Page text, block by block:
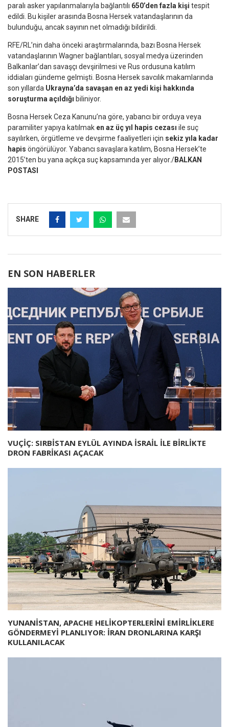
paralı asker yapılanmalarıyla bağlantılı 650’den fazla kişi tespit
edildi. Bu kişiler arasında Bosna Hersek vatandaşlarının da
bulunduğu, ancak sayının net olmadığı bildirildi.
RFE/RL’nin daha önceki araştırmalarında, bazı Bosna Hersek
vatandaşlarının Wagner bağlantıları, sosyal medya üzerinden
Balkanlar’dan savaşçı devşirilmesi ve Rus ordusuna katılım
iddiaları gündeme gelmişti. Bosna Hersek savcılık makamlarında
son yıllarda Ukrayna’da savaşan en az yedi kişi hakkında
soruşturma açıldığı biliniyor.
Bosna Hersek Ceza Kanunu’na göre, yabancı bir orduya veya
paramiliter yapıya katılmak en az üç yıl hapis cezası ile suç
sayılırken, örgütleme ve devşirme faaliyetleri için sekiz yıla kadar
hapis öngörülüyor. Yabancı savaşlara katılım, Bosna Hersek’te
2015’ten bu yana açıkça suç kapsamında yer alıyor./BALKAN
POSTASI
SHARE
EN SON HABERLER
VUÇİÇ: SIRBİSTAN EYLÜL AYINDA İSRAİL İLE BİRLİKTE
DRON FABRİKASI AÇACAK
YUNANİSTAN, APACHE HELİKOPTERLERİNİ EMİRLİKLERE
GÖNDERMEYİ PLANLIYOR: İRAN DRONLARINA KARŞI
KULLANILACAK